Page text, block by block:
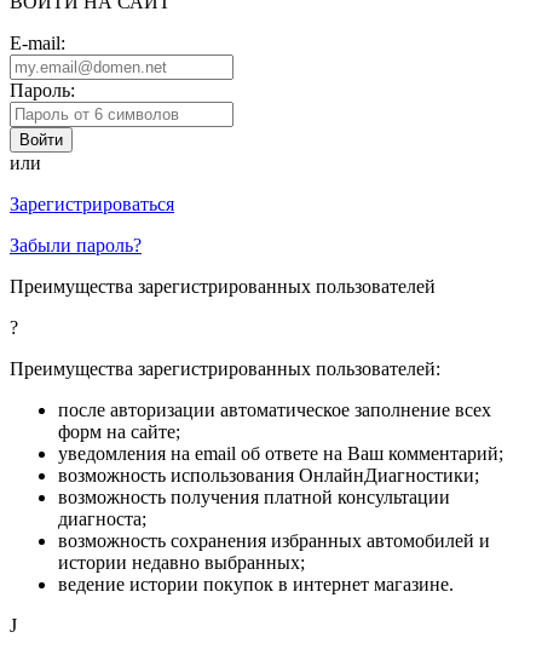
E-mail:
Пароль:
или
Зарегистрироваться
Забыли пароль?
Преимущества зарегистрированных пользователей
?
Преимущества зарегистрированных пользователей:
после авторизации автоматическое заполнение всех
форм на сайте;
уведомления на email об ответе на Ваш комментарий;
возможность использования ОнлайнДиагностики;
возможность получения платной консультации
диагноста;
возможность сохранения избранных автомобилей и
истории недавно выбранных;
ведение истории покупок в интернет магазине.
J